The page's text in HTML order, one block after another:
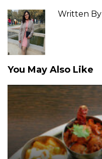
Written By
You May Also Like